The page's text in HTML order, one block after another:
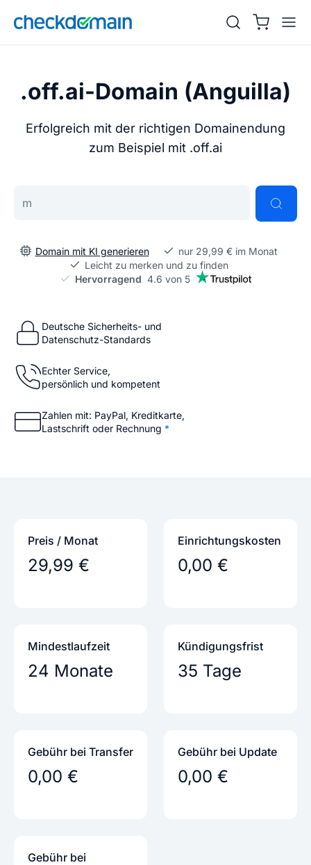
.off.ai-Domain (Anguilla)
Erfolgreich mit der richtigen Domainendung
zum Beispiel mit .off.ai
Domain mit KI generieren
nur 29,99 € im Monat
Leicht zu merken und zu finden
Hervorragend 4.6 von 5
Deutsche Sicherheits- und
Datenschutz-Standards
Echter Service,
persönlich und kompetent
Zahlen mit: PayPal, Kreditkarte,
Lastschrift oder Rechnung *
Preis / Monat
29,99 €
Einrichtungs­kosten
0,00 €
Mindestlaufzeit
24 Monate
Kündigungs­frist
35 Tage
Gebühr bei Transfer
0,00 €
Gebühr bei Update
0,00 €
Gebühr bei